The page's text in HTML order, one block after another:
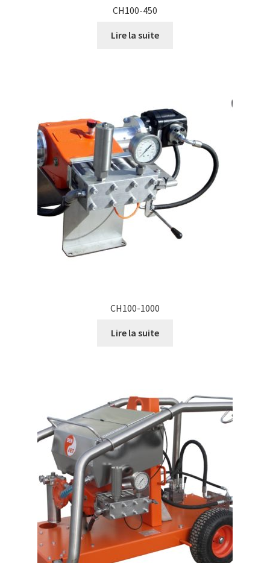
CH100-450
Lire la suite
CH100-1000
Lire la suite